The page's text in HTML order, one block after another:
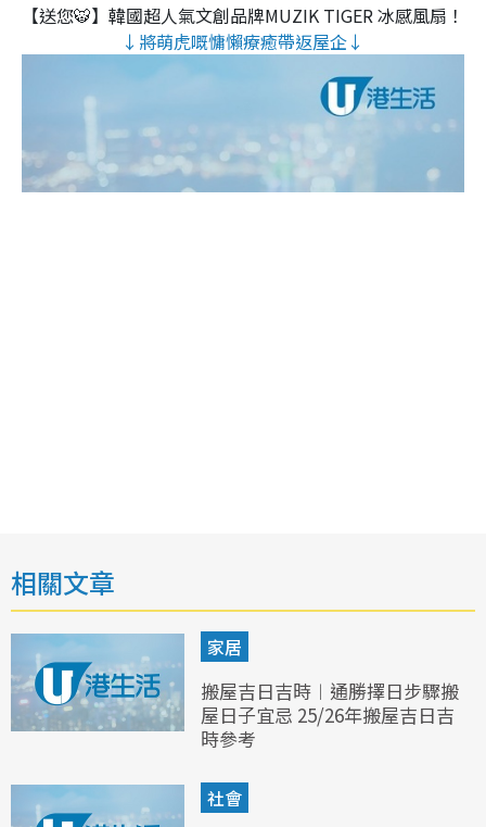
【送您🐯】韓國超人氣文創品牌MUZIK TIGER 冰感風扇！
↓將萌虎嘅慵懶療癒帶返屋企↓
相關文章
家居
搬屋吉日吉時︱通勝擇日步驟搬
屋日子宜忌 25/26年搬屋吉日吉
時參考
社會